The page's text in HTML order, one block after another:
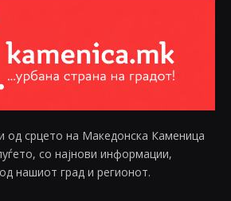
од срцето на Македонска Каменица
со најнови информации,
нашиот град и регионот.